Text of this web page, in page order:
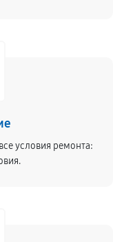
условия ремонта: